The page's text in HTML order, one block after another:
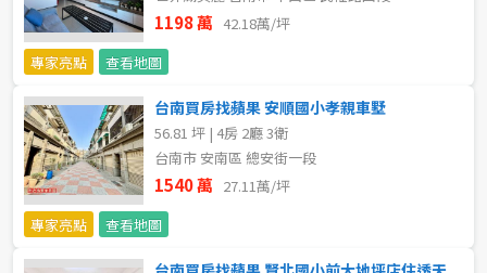
1198 萬 42.18萬/坪
專家亮點
查看地圖
台南買房找蘋果 安順國小孝親車墅
56.81 坪 | 4房 2廳 3衛
台南市 安南區 總安街一段
1540 萬 27.11萬/坪
專家亮點
查看地圖